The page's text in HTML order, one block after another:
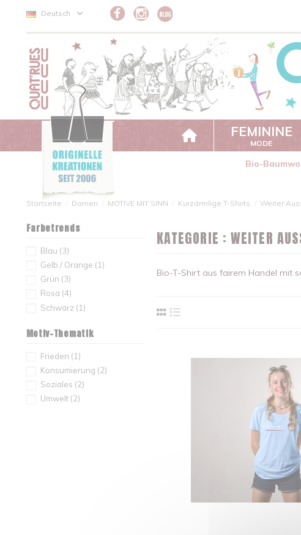
Deutsch
FEMININE
MODE
Bio-
Startseite Damen MOTIVE MIT SINN Kurzärmlige T-Shirts Weiter
KATEGORIE : WEITER
Bio-T-Shirt aus fairem Handel mit
Farbetrends
Blau (3)
Gelb / Orange (1)
Grün (3)
Rosa (4)
Schwarz (1)
Motiv-Thematik
Frieden (1)
Konsumierung (2)
Soziales (2)
Umwelt (2)